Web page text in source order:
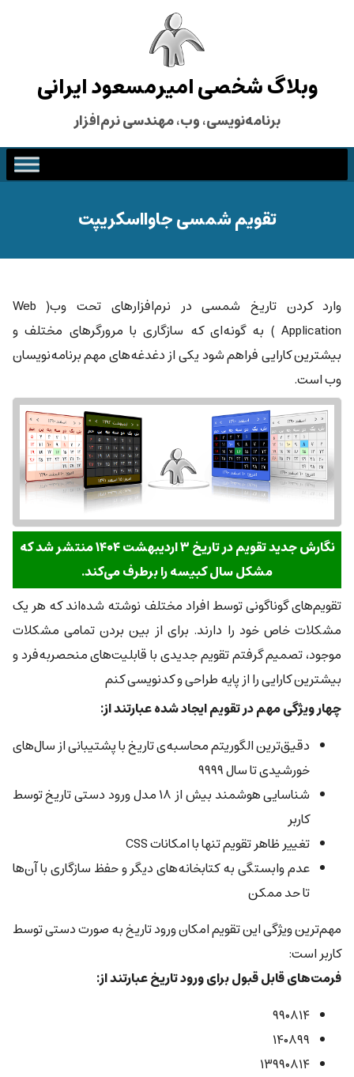
وبلاگ شخصی امیرمسعود ایرانی
برنامه‌نویسی، وب، مهندسی نرم‌افزار
تقویم شمسی جاوااسکریپت
وارد کردن تاریخ شمسی در نرم‌افزارهای تحت وب( Web
Application ) به گونه‌ای که سازگاری با مرورگرهای مختلف و
بیشترین کارایی فراهم شود یکی از دغدغه‌های مهم برنامه‌نویسان
وب است.
نگارش جدید تقویم در تاریخ ۳ اردیبهشت ۱۴۰۴ منتشر شد که
مشکل سال کبیسه را برطرف می‌کند.
تقویم‌های گوناگونی توسط افراد مختلف نوشته شده‌اند که هر یک
مشکلات خاص خود را دارند. برای از بین بردن تمامی مشکلات
موجود، تصمیم گرفتم تقویم جدیدی با قابلیت‌های منحصربه‌فرد و
بیشترین کارایی را از پایه طراحی و کدنویسی کنم
چهار ویژگی مهم در تقویم ایجاد شده عبارتند از:
دقیق‌ترین الگوریتم محاسبه‌ی تاریخ با پشتیبانی از سال‌های
خورشیدی تا سال ۹۹۹۹
شناسایی هوشمند بیش از ۱۸ مدل ورود دستی تاریخ توسط
کاربر
تغییر ظاهر تقویم تنها با امکانات CSS
عدم وابستگی به کتابخانه‌های دیگر و حفظ سازگاری با آن‌ها
تا حد ممکن
مهم‌ترین ویژگی این تقویم امکان ورود تاریخ به صورت دستی توسط
کاربر است:
فرمت‌های قابل قبول برای ورود تاریخ عبارتند از:
۹۹۰۸۱۴
۱۴۰۸۹۹
۱۳۹۹۰۸۱۴